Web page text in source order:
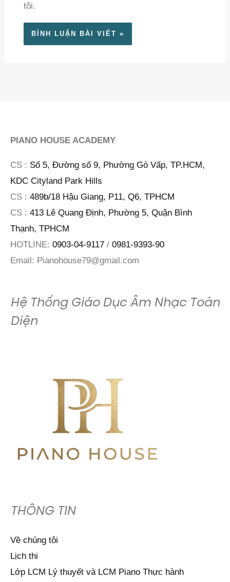
tôi.
PIANO HOUSE ACADEMY
CS : Số 5, Đường số 9, Phường Gò Vấp, TP.HCM,
KDC Cityland Park Hills
CS : 489b/18 Hậu Giang, P11, Q6, TPHCM
CS : 413 Lê Quang Định, Phường 5, Quận Bình
Thạnh, TPHCM
HOTLINE: 0903-04-9117 / 0981-9393-90
Email: Pianohouse79@gmail.com
Hệ Thống Giáo Dục Âm Nhạc Toàn
Diện
THÔNG TIN
Về chúng tôi
Lịch thi
Lớp LCM Lý thuyết và LCM Piano Thực hành